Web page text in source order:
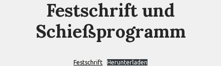
Festschrift und
Schießprogramm
Festschrift Herunterladen